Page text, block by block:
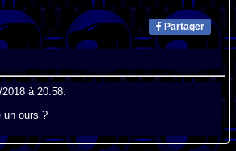
Partager
à 20:58.
un ours ?